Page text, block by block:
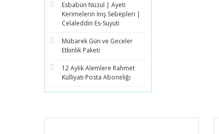
Esbabün Nüzul | Ayeti
Kerimelerin İniş Sebepleri |
Celaleddin Es-Suyuti
Mübarek Gün ve Geceler
Etkinlik Paketi
12 Aylık Alemlere Rahmet
Külliyatı Posta Aboneliği